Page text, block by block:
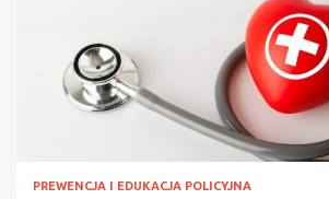
PREWENCJA I EDUKACJA POLICYJNA